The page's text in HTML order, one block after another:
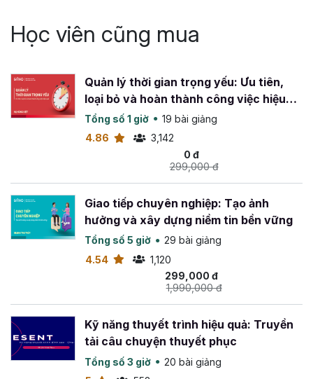
Học viên cũng mua
Quản lý thời gian trọng yếu: Ưu tiên,
loại bỏ và hoàn thành công việc hiệu
quả
Tổng số 1 giờ
19 bài giảng
4.86
3,142
0 đ
299,000 đ
Giao tiếp chuyên nghiệp: Tạo ảnh
hưởng và xây dựng niềm tin bền vững
Tổng số 5 giờ
29 bài giảng
4.54
1,120
299,000 đ
1,990,000 đ
Kỹ năng thuyết trình hiệu quả: Truyền
tải câu chuyện thuyết phục
Tổng số 3 giờ
20 bài giảng